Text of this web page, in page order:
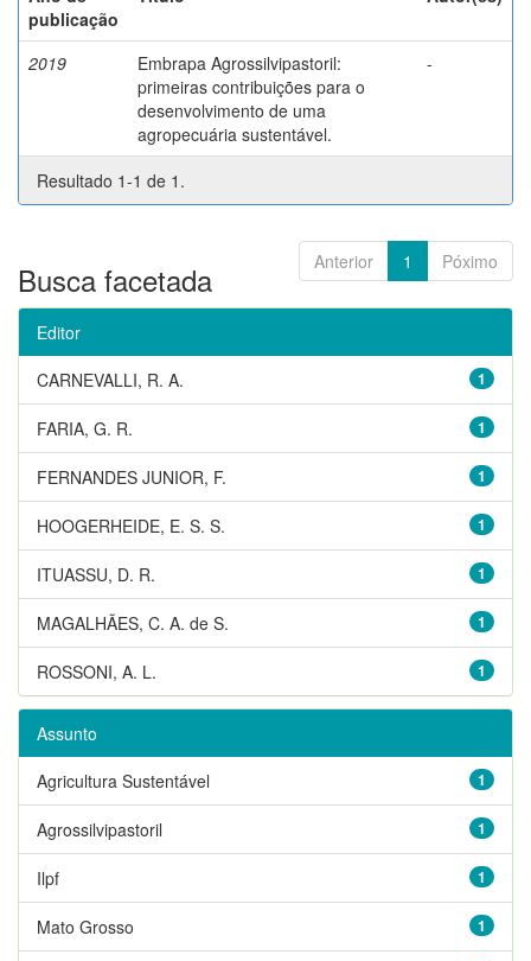
publicação
2019
Embrapa Agrossilvipastoril:
primeiras contribuições para o
desenvolvimento de uma
agropecuária sustentável.
-
Resultado 1-1 de 1.
Anterior 1 Póximo
Busca facetada
Editor
1
CARNEVALLI, R. A.
1
FARIA, G. R.
1
FERNANDES JUNIOR, F.
1
HOOGERHEIDE, E. S. S.
1
ITUASSU, D. R.
1
MAGALHÃES, C. A. de S.
1
ROSSONI, A. L.
Assunto
1
Agricultura Sustentável
1
Agrossilvipastoril
1
Ilpf
1
Mato Grosso